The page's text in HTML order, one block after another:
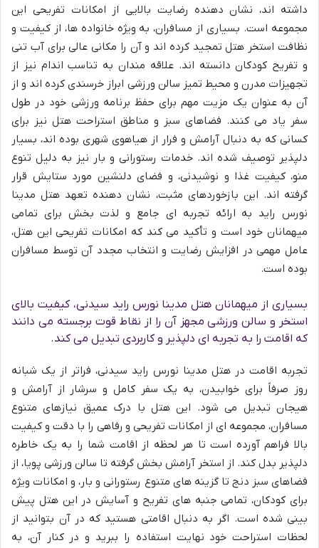
داشته اند، نشان دهنده رضایت بالایی از امکانات تفریحی این
مجموعه است. بسیاری از مسافران، به ویژه خانواده ها، از کیفیت و
نظافت استخر هتل تمجید کرده اند و آن را مکانی عالی برای آب تنی
و تفریح کودکان دانسته اند. علاقه مندان به تناسب اندام نیز از
تجهیزات مدرن و محیط تمیز سالن ورزشی ابراز خرسندی کرده اند و از
آن به عنوان یک مزیت مهم برای حفظ برنامه ورزشی خود در طول
سفر یاد می کنند. فضاهای سبز و مناطق استراحت هتل نیز برای
کسانی که به دنبال آرامش و فرار از هیاهوی شهری بوده اند، بسیار
دلپذیر توصیف شده اند. خدمات رستورانی و بار نیز به دلیل تنوع
منو، کیفیت غذا و نوشیدنی، و فضای دلنشین مورد ستایش قرار
گرفته اند. این بازخوردهای مثبت، نشان دهنده تعهد هتل مدینا
نورس راید به ارائه تجربه ای جامع و لذت بخش برای تمامی
میهمانان خود است و تأکید می کند که امکانات تفریحی این هتل،
عامل مهمی در افزایش رضایت و انتخاب مجدد آن توسط مسافران
بوده است.
بسیاری از میهمانان هتل مدینا نورس راید سیدنی، کیفیت بالای
استخر و سالن ورزشی مجهز آن را از نقاط قوت برجسته می دانند
که اقامت را به تجربه ای دلپذیر و کاربردی تبدیل می کند.
تجربه اقامت در هتل مدینا نورس راید سیدنی، فراتر از یک شبانه
روز صرفاً برای خوابیدن، به یک سفر کامل و سرشار از آرامش و
هیجان تبدیل می شود. این هتل با درک عمیق نیازهای متنوع
مسافران، مجموعه ای از امکانات تفریحی و رفاهی را با دقت و کیفیت
بالا فراهم آورده است تا هر لحظه از اقامت شما را به یک خاطره
دلپذیر بدل کند. از استخر آرامش بخش گرفته تا سالن ورزشی پویا، از
فضاهای سبز دنج تا گزینه های متنوع رستورانی و بار، و امکانات ویژه
برای کودکان، تمامی جنبه های تفریح و آسایش در این هتل پیش
بینی شده است. اگر به دنبال اقامتی هستید که در آن بتوانید از
لحظات استراحت خود نهایت استفاده را ببرید و در کنار آن، به